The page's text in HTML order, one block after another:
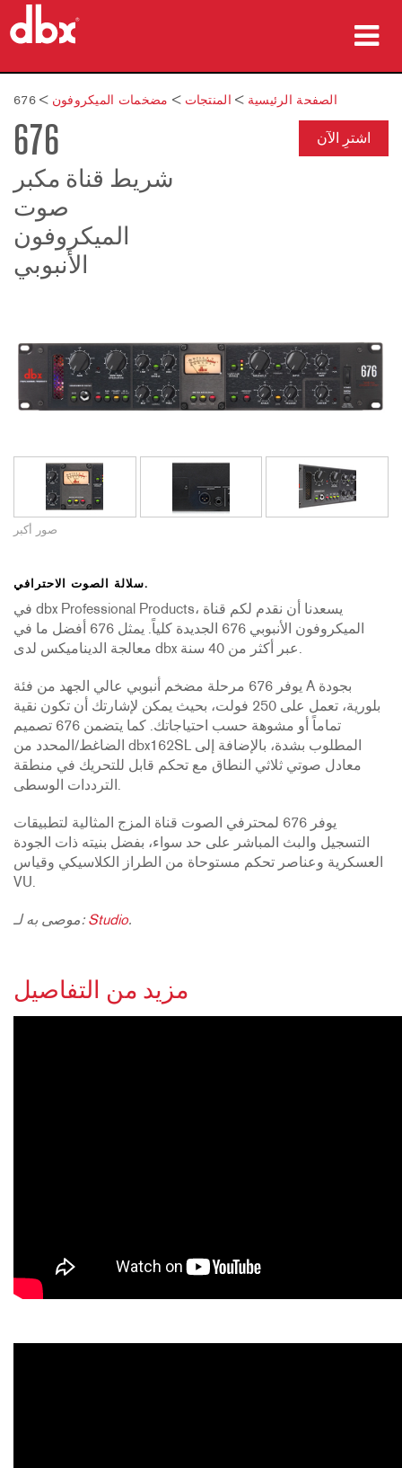
المنتجات
دراسات الحالة
أين تشتري
التدريب
اللغة/المنطقة
الصفحة الرئيسية > المنتجات > مضخمات الميكروفون >
676
676
شريط قناة مكبر
صوت
الميكروفون
الأنبوبي
اشترِ الآن
صور أكبر
سلالة الصوت الاحترافي.
في dbx Professional Products، يسعدنا أن نقدم لكم قناة
الميكروفون الأنبوبي 676 الجديدة كلياً. يمثل 676 أفضل ما في
معالجة الديناميكس لدى dbx عبر أكثر من 40 سنة.
يوفر 676 مرحلة مضخم أنبوبي عالي الجهد من فئة A بجودة
بلورية، تعمل على 250 فولت، بحيث يمكن لإشارتك أن تكون نقية
تماماً أو مشوهة حسب احتياجاتك. كما يتضمن 676 تصميم
الضاغط/المحدد من dbx162SL المطلوب بشدة، بالإضافة إلى
معادل صوتي ثلاثي النطاق مع تحكم قابل للتحريك في منطقة
الترددات الوسطى.
يوفر 676 لمحترفي الصوت قناة المزج المثالية لتطبيقات
التسجيل والبث المباشر على حد سواء، بفضل بنيته ذات الجودة
العسكرية وعناصر تحكم مستوحاة من الطراز الكلاسيكي وقياس
VU.
موصى به لـ: Studio.
مزيد من التفاصيل